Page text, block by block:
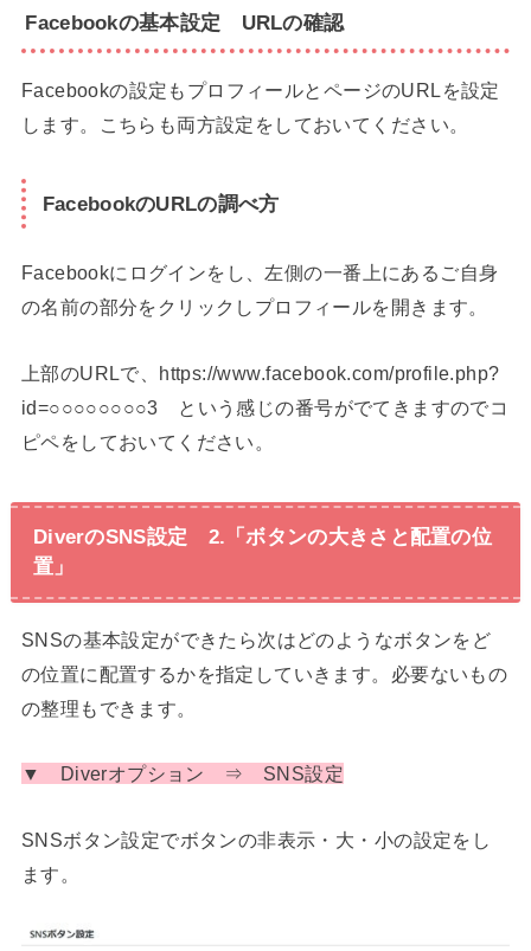
Facebookの基本設定 URLの確認
Facebookの設定もプロフィールとページのURLを設定
します。こちらも両方設定をしておいてください。
FacebookのURLの調べ方
Facebookにログインをし、左側の一番上にあるご自身
の名前の部分をクリックしプロフィールを開きます。
上部のURLで、https://www.facebook.com/profile.php?
id=○○○○○○○○3 という感じの番号がでてきますのでコ
ピペをしておいてください。
DiverのSNS設定 2.「ボタンの大きさと配置の位
置」
SNSの基本設定ができたら次はどのようなボタンをど
の位置に配置するかを指定していきます。必要ないもの
の整理もできます。
▼ Diverオプション ⇒ SNS設定
SNSボタン設定でボタンの非表示・大・小の設定をし
ます。